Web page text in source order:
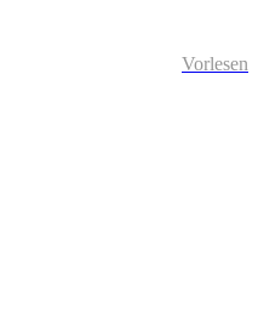
Vorlesen